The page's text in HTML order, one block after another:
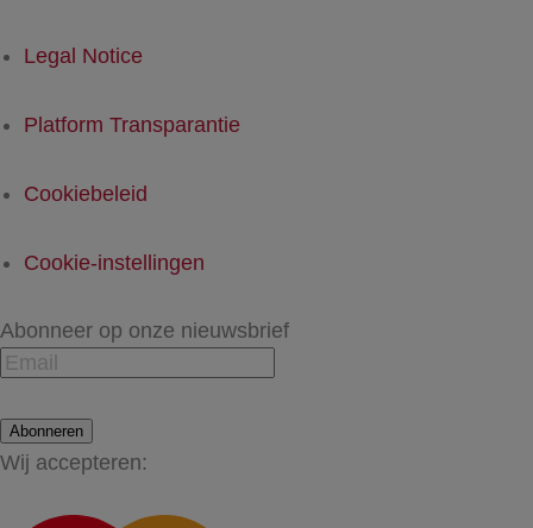
Legal Notice
Platform Transparantie
Cookiebeleid
Cookie-instellingen
Abonneer op onze nieuwsbrief
Abonneren
Wij accepteren: